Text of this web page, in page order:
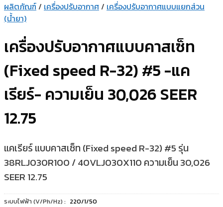
ผลิตภัณฑ์/ เครื่องปรับอากาศ/ เครื่องปรับอากาศแบบแยกส่วน
(น้ำยา)
เครื่องปรับอากาศแบบคาสเซ็ท
(Fixed speed R-32) #5 -แค
เรียร์- ความเย็น 30,026 SEER
12.75
แคเรียร์ แบบคาสเซ็ท (Fixed speed R-32) #5 รุ่น
38RLJ030R100 / 40VLJ030X110 ความเย็น 30,026
SEER 12.75
ระบบไฟฟ้า (V/Ph/Hz) : 220/1/50